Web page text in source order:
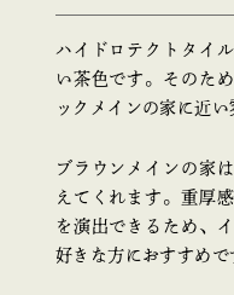
ハイドロテクトタイ
い茶色です。そのた
ックメインの家に近い
ブラウンメインの家
えてくれます。重厚
を演出できるため、
好きな方におすすめで